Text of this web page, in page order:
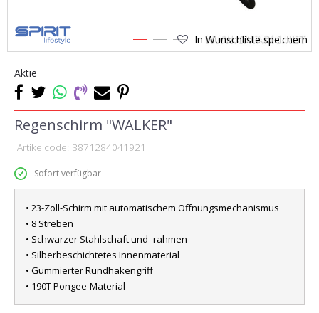
1 2 3 In Wunschliste speichern
Aktie
Regenschirm "WALKER"
Artikelcode: 3871284041921
Sofort verfügbar
• 23-Zoll-Schirm mit automatischem Öffnungsmechanismus
• 8 Streben
• Schwarzer Stahlschaft und -rahmen
• Silberbeschichtetes Innenmaterial
• Gummierter Rundhakengriff
• 190T Pongee-Material